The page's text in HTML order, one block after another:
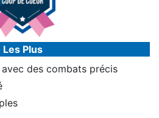
Les Plus
des combats précis